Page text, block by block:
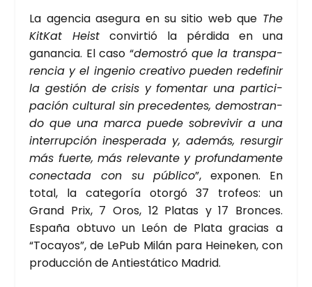
La agen­cia ase­gu­ra en su sitio web que The
Kit­Kat Heist con­vir­tió la pér­di­da en una
ganan­cia. El caso “demos­tró que la trans­pa­
ren­cia y el inge­nio crea­ti­vo pue­den rede­fi­nir
la ges­tión de cri­sis y fomen­tar una par­ti­ci­
pa­ción cul­tu­ral sin pre­ce­den­tes, demos­tran­
do que una mar­ca pue­de sobre­vi­vir a una
inte­rrup­ción ines­pe­ra­da y, ade­más, resur­gir
más fuer­te, más rele­van­te y pro­fun­da­men­te
conec­ta­da con su públi­co”, expo­nen. En
total, la cate­go­ría otor­gó 37 tro­feos: un
Grand Prix, 7 Oros, 12 Pla­tas y 17 Bron­ces.
Espa­ña obtu­vo un León de Pla­ta gra­cias a
“Toca­yos”, de LePub Milán para Hei­ne­ken, con
pro­duc­ción de Anti­es­tá­ti­co Madrid.